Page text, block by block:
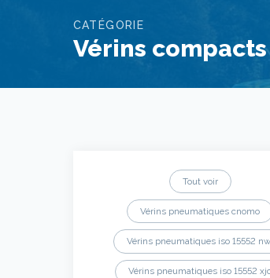
CATÉGORIE
Vérins
Tout voir
Vérins pneumatiques cnomo
Vérins pneumatiques iso 15552
Vérins pneumatiques iso 15552